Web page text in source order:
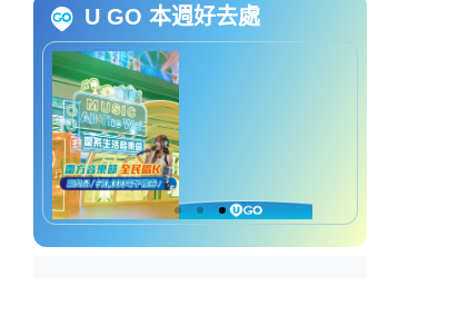
U GO 本週好去處